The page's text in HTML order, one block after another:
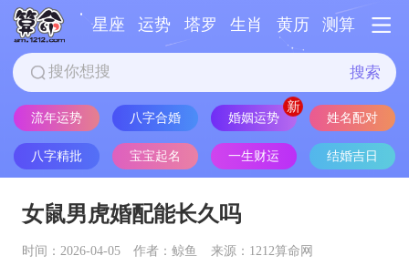
星座 运势 塔罗 生肖 黄历 测算
搜索
流年运势 八字合婚 婚姻运势 姓名配对
八字精批 宝宝起名 一生财运 结婚吉日
女鼠男虎婚配能长久吗
时间：2026-04-05 作者：鲸鱼 来源：1212算命网